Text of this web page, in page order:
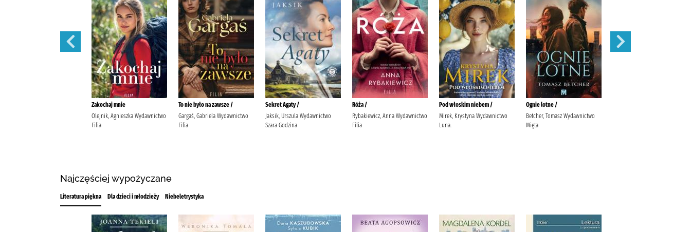
Zakochaj mnie
Olejnik, Agnieszka Wydawnictwo
Filia
To nie było na zawsze /
Gargaś, Gabriela Wydawnictwo
Filia
Sekret Agaty /
Jaksik, Urszula Wydawnictwo
Szara Godzina
Róża /
Rybakiewicz, Anna Wydawnictwo
Filia
Pod włoskim niebem /
Mirek, Krystyna Wydawnictwo
Luna.
Ognie lotne /
Betcher, Tomasz Wydawnictwo
Mięta
Najczęściej wypożyczane
Literatura piękna Dla dzieci i młodzieży Niebeletrystyka